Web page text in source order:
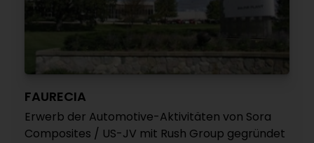
FAURECIA
Erwerb der Automotive-Aktivitäten von Sora
Composites / US-JV mit Rush Group gegründet